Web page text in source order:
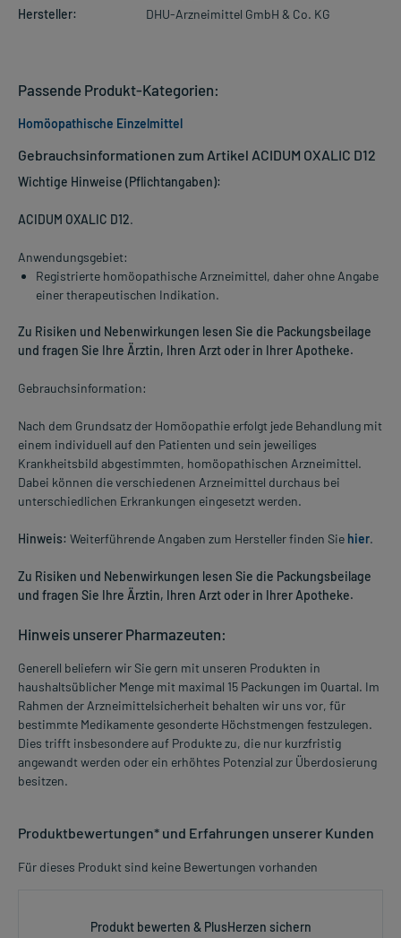
Hersteller:
DHU-Arzneimittel GmbH & Co. KG
Gebrauchsinformationen zum Artikel ACIDUM OXALIC D12
Wichtige Hinweise (Pflichtangaben):
ACIDUM OXALIC D12.
Anwendungsgebiet:
Registrierte homöopathische Arzneimittel, daher ohne Angabe
einer therapeutischen Indikation.
Zu Risiken und Nebenwirkungen lesen Sie die Packungsbeilage
und fragen Sie Ihre Ärztin, Ihren Arzt oder in Ihrer Apotheke.
Gebrauchsinformation:
Nach dem Grundsatz der Homöopathie erfolgt jede Behandlung mit
einem individuell auf den Patienten und sein jeweiliges
Krankheitsbild abgestimmten, homöopathischen Arzneimittel.
Dabei können die verschiedenen Arzneimittel durchaus bei
unterschiedlichen Erkrankungen eingesetzt werden.
Hinweis: Weiterführende Angaben zum Hersteller finden Sie hier.
Zu Risiken und Nebenwirkungen lesen Sie die Packungsbeilage
und fragen Sie Ihre Ärztin, Ihren Arzt oder in Ihrer Apotheke.
Hinweis unserer Pharmazeuten:
Generell beliefern wir Sie gern mit unseren Produkten in
haushaltsüblicher Menge mit maximal 15 Packungen im Quartal. Im
Rahmen der Arzneimittelsicherheit behalten wir uns vor, für
bestimmte Medikamente gesonderte Höchstmengen festzulegen.
Dies trifft insbesondere auf Produkte zu, die nur kurzfristig
angewandt werden oder ein erhöhtes Potenzial zur Überdosierung
besitzen.
Produktbewertungen* und Erfahrungen unserer Kunden
Für dieses Produkt sind keine Bewertungen vorhanden
Produkt bewerten & PlusHerzen sichern
Passende Produkt-Kategorien:
Homöopathische Einzelmittel